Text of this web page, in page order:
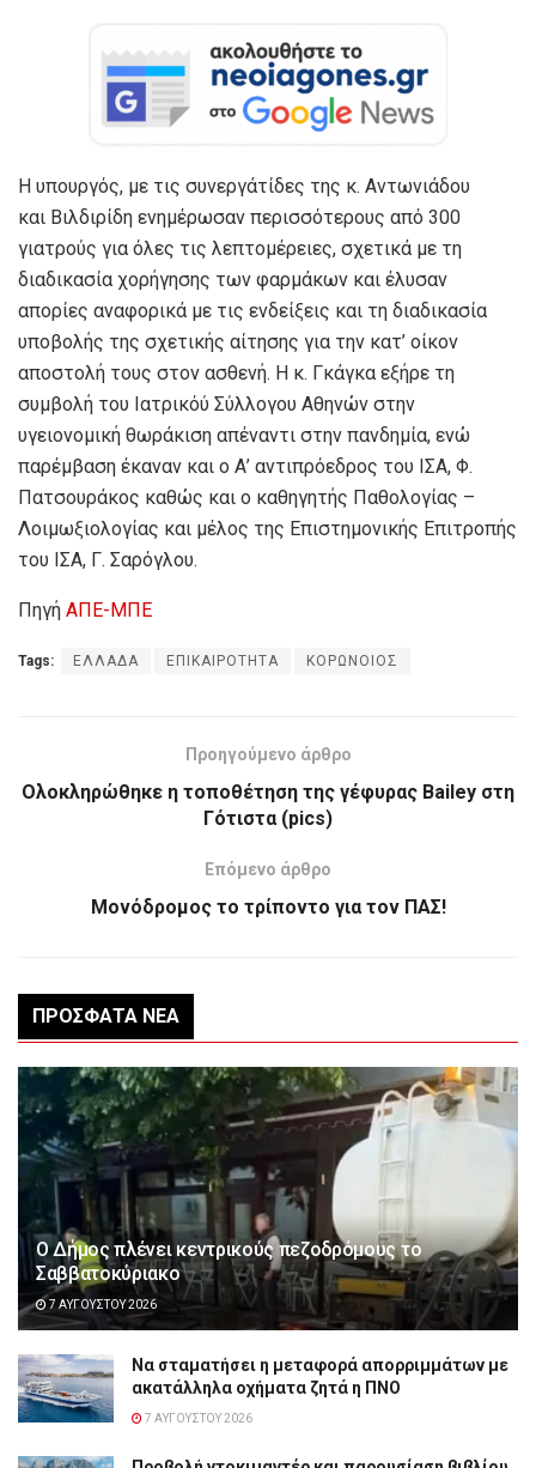
Η υπουργός, με τις συνεργάτίδες της κ. Αντωνιάδου
και Βιλδιρίδη ενημέρωσαν περισσότερους από 300
γιατρούς για όλες τις λεπτομέρειες, σχετικά με τη
διαδικασία χορήγησης των φαρμάκων και έλυσαν
απορίες αναφορικά με τις ενδείξεις και τη διαδικασία
υποβολής της σχετικής αίτησης για την κατ’ οίκον
αποστολή τους στον ασθενή. Η κ. Γκάγκα εξήρε τη
συμβολή του Ιατρικόύ Σύλλογου Αθηνών στην
υγειονομική θωράκιση απέναντι στην πανδημία, ενώ
παρέμβαση έκαναν και ο Α’ αντιπρόεδρος του ΙΣΑ, Φ.
Πατσουράκος καθώς και ο καθηγητής Παθολογίας –
Λοιμωξιολογίας και μέλος της Επιστημονικής Επιτροπής
του ΙΣΑ, Γ. Σαρόγλου.
Πηγή ΑΠΕ-ΜΠΕ
Tags: ΕΛΛΑΔΑ ΕΠΙΚΑΙΡΟΤΗΤΑ ΚΟΡΩΝΟΙΟΣ
Προηγούμενο άρθρο
Ολοκληρώθηκε η τοποθέτηση της γέφυρας Bailey στη
Γότιστα (pics)
Επόμενο άρθρο
Μονόδρομος το τρίποντο για τον ΠΑΣ!
ΠΡΌΣΦΑΤΑ ΝΈΑ
Ο Δήμος πλένει κεντρικούς πεζοδρόμους το
Σαββατοκύριακο
7 ΑΥΓΟΎΣΤΟΥ 2026
Να σταματήσει η μεταφορά απορριμμάτων με
ακατάλληλα οχήματα ζητά η ΠΝΟ
7 ΑΥΓΟΎΣΤΟΥ 2026